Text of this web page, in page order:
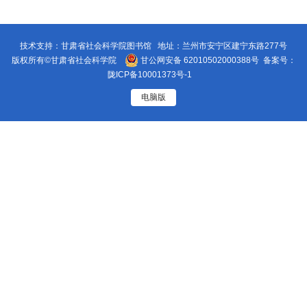
技术支持：甘肃省社会科学院图书馆 地址：兰州市安宁区建宁东路277号
版权所有©甘肃省社会科学院
甘公网安备 62010502000388号备案号：
陇ICP备10001373号-1
电脑版